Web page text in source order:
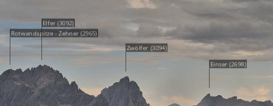
Rotwandspitze - Zehner (2965)
Einser (2698)
Zwölfer (3094)
Elfer (3092)